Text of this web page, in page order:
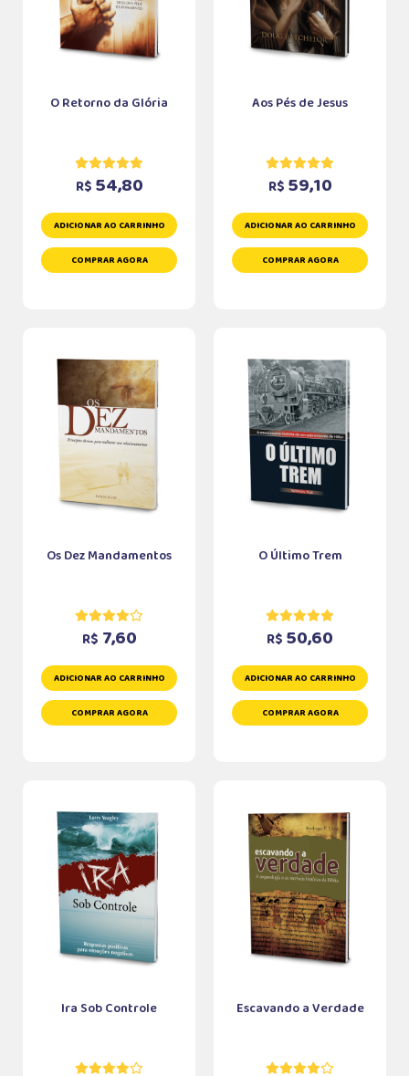
O Retorno da Glória
R$ 54,80
ADICIONAR AO CARRINHO
COMPRAR AGORA
Aos Pés de Jesus
R$ 59,10
ADICIONAR AO CARRINHO
COMPRAR AGORA
Os Dez Mandamentos
R$ 7,60
ADICIONAR AO CARRINHO
COMPRAR AGORA
O Último Trem
R$ 50,60
ADICIONAR AO CARRINHO
COMPRAR AGORA
Ira Sob Controle Escavando a Verdade